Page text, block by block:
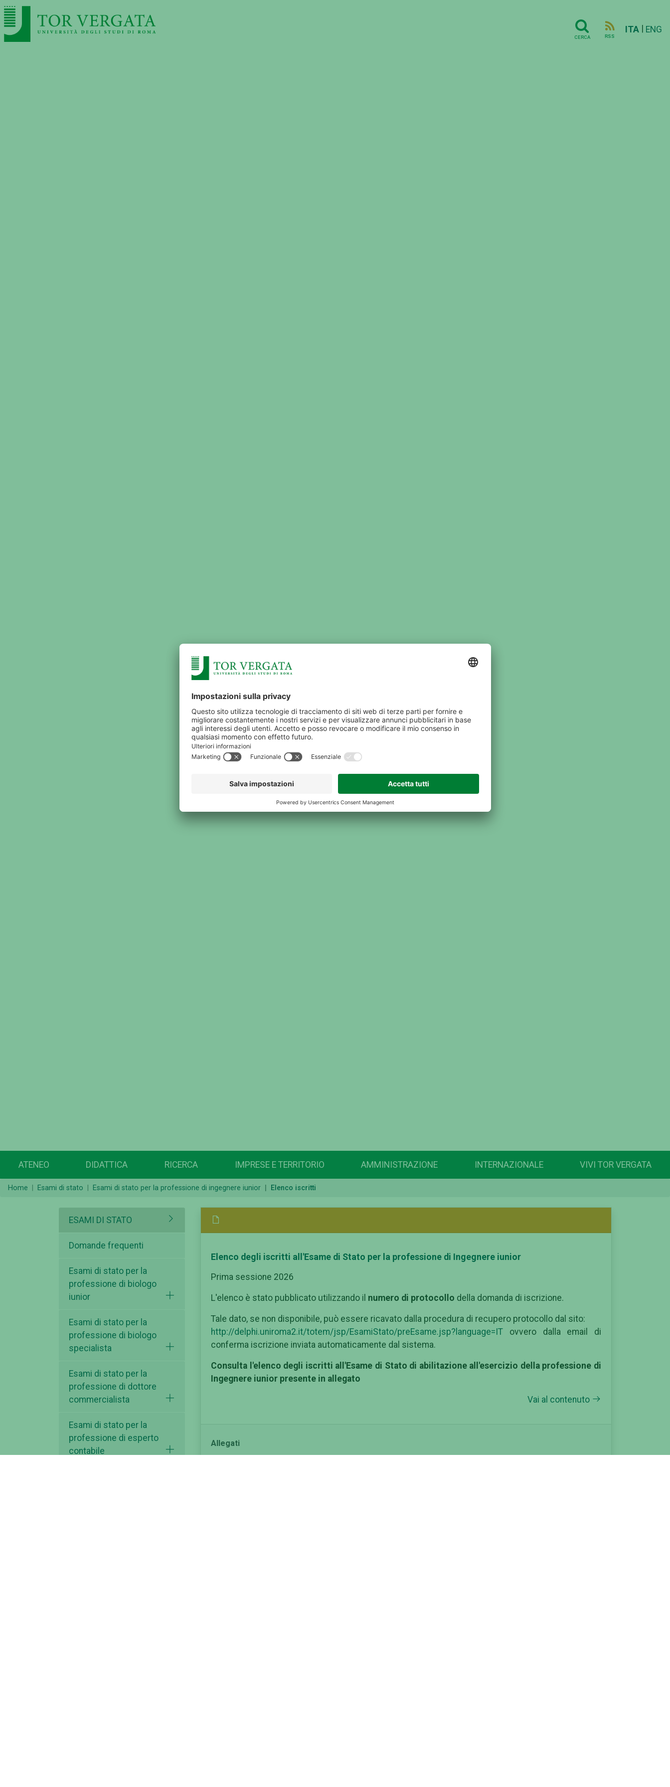
CERCA RSS
ITA ENG
ATENEO DIDATTICA RICERCA IMPRESE E TERRITORIO AMMINISTRAZIONE INTERNAZIONALE VIVI TOR VERGATA
Home Esami di stato Esami di stato per la professione di ingegnere iunior Elenco iscritti
ESAMI DI STATO
Domande frequenti
Esami di stato per la
professione di biologo
iunior
Esami di stato per la
professione di biologo
specialista
Esami di stato per la
professione di dottore
commercialista
Esami di stato per la
professione di esperto
contabile
Elenco degli iscritti all'Esame di Stato per la professione di Ingegnere iunior
Prima sessione 2026
L'elenco è stato pubblicato utilizzando il numero di protocollo della domanda di iscrizione.
Tale dato, se non disponibile, può essere ricavato dalla procedura di recupero protocollo dal sito:
http://delphi.uniroma2.it/totem/jsp/EsamiStato/preEsame.jsp?language=IT ovvero dalla email di
conferma iscrizione inviata automaticamente dal sistema.
Consulta l'elenco degli iscritti all'Esame di Stato di abilitazione all'esercizio della professione di
Ingegnere iunior presente in allegato
Vai al contenuto
Allegati